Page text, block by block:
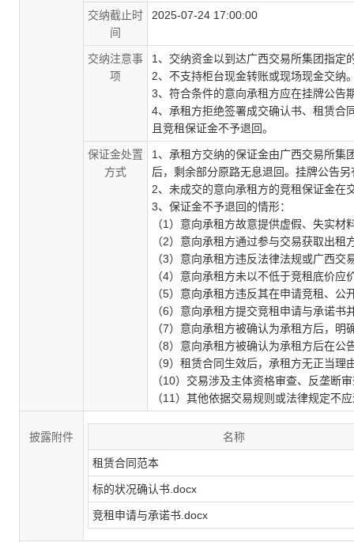
交纳截止时
间
2025-07-24 17:00:00
交纳注意事
项
1、交纳资金以到达广西交易所集团指定
2、不支持柜台现金转账或现场现金交纳
3、符合条件的意向承租方应在挂牌公告
4、承租方拒绝签署成交确认书、租赁合
且竞租保证金不予退回。
保证金处置
方式
1、承租方交纳的保证金由广西交易所集
后，剩余部分原路无息退回。挂牌公告
2、未成交的意向承租方的竞租保证金在
3、保证金不予退回的情形：
（1）意向承租方故意提供虚假、失实材
（2）意向承租方通过参与交易获取出租
（3）意向承租方违反法律法规或广西交
（4）意向承租方未以不低于竞租底价应
（5）意向承租方违反其在申请竞租、公
（6）意向承租方提交竞租申请与承诺书
（7）意向承租方被确认为承租方后，明
（8）意向承租方被确认为承租方后在公
（9）租赁合同生效后，承租方无正当理
（10）交易涉及主体资格审查、反垄断
（11）其他依据交易规则或法律规定不
披露附件 名称
租赁合同范本
标的状况确认书.docx
竞租申请与承诺书.docx